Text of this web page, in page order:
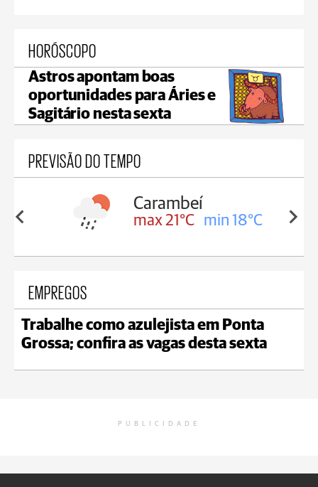
HORÓSCOPO
Astros apontam boas
oportunidades para Áries e
Sagitário nesta sexta
PREVISÃO DO TEMPO
18°C
Carambeí
max 21°C min 18°C
EMPREGOS
Trabalhe como azulejista em Ponta
Grossa; confira as vagas desta sexta
PUBLICIDADE